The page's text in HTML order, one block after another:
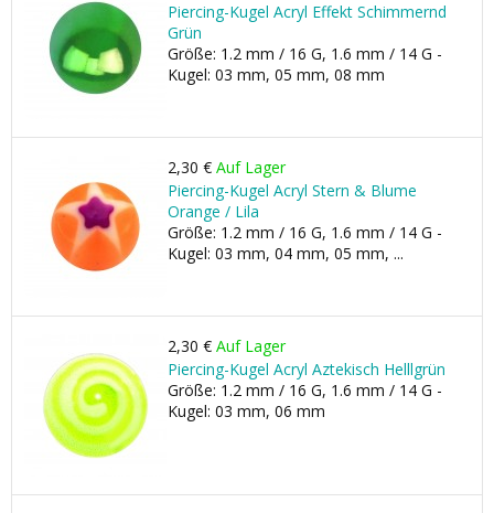
Piercing-Kugel Acryl Effekt Schimmernd
Grün
Größe: 1.2 mm / 16 G, 1.6 mm / 14 G -
Kugel: 03 mm, 05 mm, 08 mm
2,30 € Auf Lager
Piercing-Kugel Acryl Stern & Blume
Orange / Lila
Größe: 1.2 mm / 16 G, 1.6 mm / 14 G -
Kugel: 03 mm, 04 mm, 05 mm, ...
2,30 € Auf Lager
Piercing-Kugel Acryl Aztekisch Helllgrün
Größe: 1.2 mm / 16 G, 1.6 mm / 14 G -
Kugel: 03 mm, 06 mm